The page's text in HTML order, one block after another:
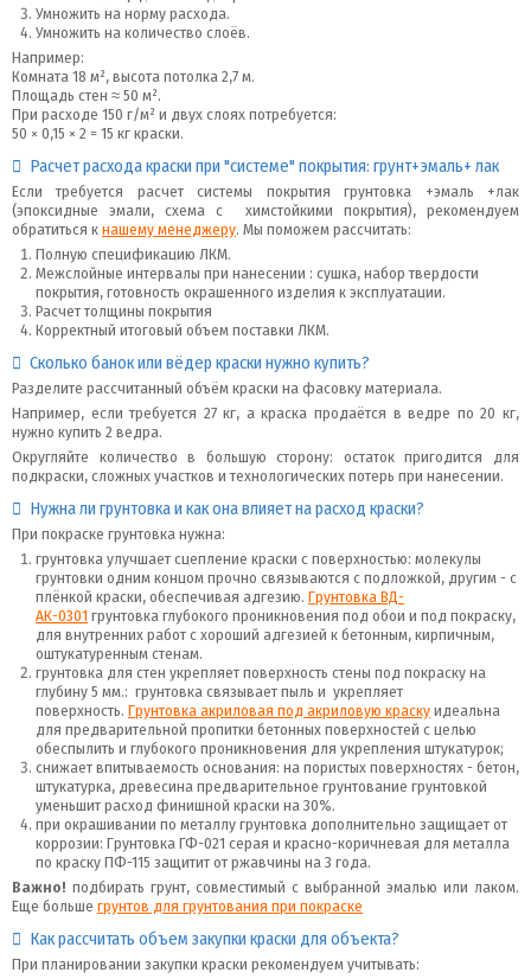
Умножить на норму расхода.
Умножить на количество слоёв.
Например:
Комната 18 м², высота потолка 2,7 м.
Площадь стен ≈ 50 м².
При расходе 150 г/м² и двух слоях потребуется:
50 × 0,15 × 2 = 15 кг краски.
Расчет расхода краски при "системе" покрытия: грунт+эмаль+ лак
Если требуется расчет системы покрытия грунтовка +эмаль +лак
(эпоксидные эмали, схема с химстойкими покрытия), рекомендуем
обратиться кнашему менеджеру. Мы поможем рассчитать:
Полную спецификацию ЛКМ.
Межслойные интервалы при нанесении : сушка, набор твердости
покрытия, готовность окрашенного изделия к эксплуатации.
Расчет толщины покрытия
Корректный итоговый объем поставки ЛКМ.
Сколько банок или вёдер краски нужно купить?
Разделите рассчитанный объём краски на фасовку материала.
Например, если требуется 27 кг, а краска продаётся в ведре по 20 кг,
нужно купить 2 ведра.
Округляйте количество в большую сторону: остаток пригодится для
подкраски, сложных участков и технологических потерь при нанесении.
Нужна ли грунтовка и как она влияет на расход краски?
При покраске грунтовка нужна:
грунтовка улучшает сцепление краски с поверхностью: молекулы
грунтовки одним концом прочно связываются с подложкой, другим - с
плёнкой краски, обеспечивая адгезию. Грунтовка ВД-
АК-0301 грунтовка глубокого проникновения под обои и под покраску,
для внутренних работ с хороший адгезией к бетонным, кирпичным,
оштукатуренным стенам.
грунтовка для стен укрепляет поверхность стены под покраску на
глубину 5 мм.: грунтовка связывает пыль и укрепляет
поверхность. Грунтовка акриловая под акриловую краскуидеальна
для предварительной пропитки бетонных поверхностей с целью
обеспылить и глубокого проникновения для укрепления штукатурок;
снижает впитываемость основания: на пористых поверхностях - бетон,
штукатурка, древесина предварительное грунтование грунтовкой
уменьшит расход финишной краски на 30%.
при окрашивании по металлу грунтовка дополнительно защищает от
коррозии: Грунтовка ГФ-021 серая и красно-коричневая для металла
по краску ПФ-115 защитит от ржавчины на 3 года.
Важно! подбирать грунт, совместимый с выбранной эмалью или лаком.
Еще больше грунтов для грунтования при покраске
Как рассчитать объем закупки краски для объекта?
При планировании закупки краски рекомендуем учитывать: